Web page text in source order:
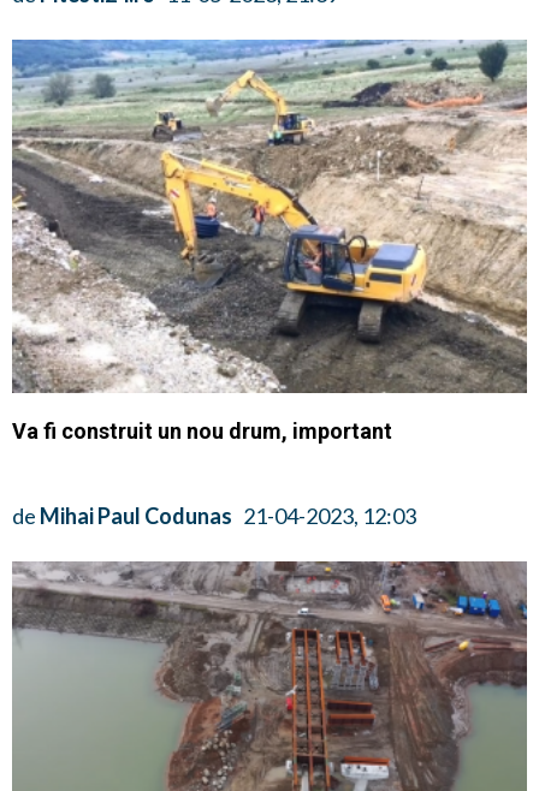
Va fi construit un nou drum, important
de Mihai Paul Codunas 21-04-2023, 12:03